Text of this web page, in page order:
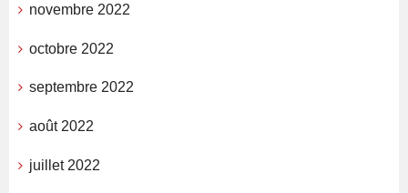
novembre 2022
octobre 2022
septembre 2022
août 2022
juillet 2022